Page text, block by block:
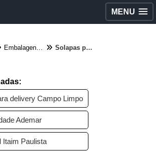
MENU
Embalagens diversas - Categoria Solapas para embalagens Sacomã
delivery Campo Limpo
Ademar
Itaim Paulista